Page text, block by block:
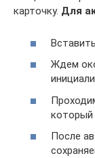
карточку. Для
Ждем
который
После